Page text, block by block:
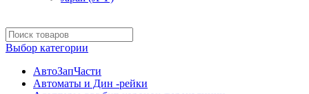
Выбор категории
АвтоЗапЧасти
Автоматы и Дин -рейки